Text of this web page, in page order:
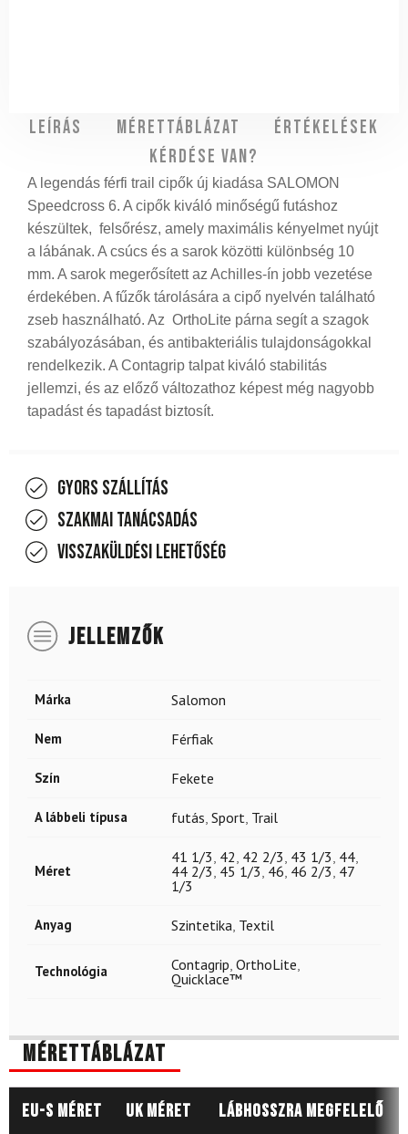
Leírás Mérettáblázat
Értékelések
Kérdése van?
A legendás férfi trail cipők új kiadása SALOMON
Speedcross 6. A cipők kiváló minőségű futáshoz
készültek, felsőrész, amely maximális kényelmet nyújt
a lábának. A csúcs és a sarok közötti különbség 10
mm. A sarok megerősített az Achilles-ín jobb vezetése
érdekében. A fűzők tárolására a cipő nyelvén található
zseb használható. Az OrthoLite párna segít a szagok
szabályozásában, és antibakteriális tulajdonságokkal
rendelkezik. A Contagrip talpat kiváló stabilitás
jellemzi, és az előző változathoz képest még nagyobb
tapadást és tapadást biztosít.
Gyors szállítás
Szakmai tanácsadás
Visszaküldési lehetőség
JELLEMZŐK
Márka Salomon
Nem Férfiak
Szín Fekete
A lábbeli típusa futás, Sport, Trail
Méret
41 1/3, 42, 42 2/3, 43 1/3, 44,
44 2/3, 45 1/3, 46, 46 2/3, 47
1/3
Anyag Szintetika, Textil
Technológia Contagrip, OrthoLite,
Quicklace™
Mérettáblázat
EU-s méret UK méret Lábhosszra megfelelő